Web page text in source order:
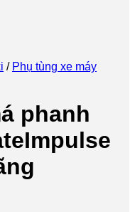
/ Phụ tùng xe máy
phanh